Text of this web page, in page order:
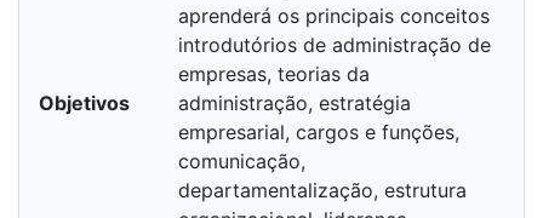
Objetivos
aprenderá os principais conceitos
introdutórios de administração de
empresas, teorias da
administração, estratégia
empresarial, cargos e funções,
comunicação,
departamentalização, estrutura